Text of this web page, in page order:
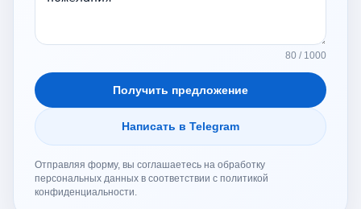
80 / 1000
Получить предложение
Написать в Telegram
Отправляя форму, вы соглашаетесь на обработку
персональных данных в соответствии с политикой
конфиденциальности.